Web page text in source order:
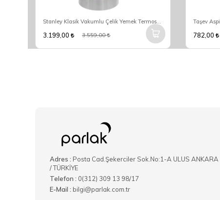
3.199,00 3.559,00 782,00
Adres : Posta Cad.Şekerciler Sok.No:1-A ULUS ANKARA
/ TÜRKİYE
Telefon : 0(312) 309 13 98/17
E-Mail : bilgi@parlak.com.tr